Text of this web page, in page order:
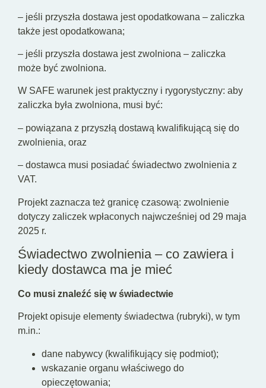
– jeśli przyszła dostawa jest opodatkowana – zaliczka
także jest opodatkowana;
– jeśli przyszła dostawa jest zwolniona – zaliczka
może być zwolniona.
W SAFE warunek jest praktyczny i rygorystyczny: aby
zaliczka była zwolniona, musi być:
– powiązana z przyszłą dostawą kwalifikującą się do
zwolnienia, oraz
– dostawca musi posiadać świadectwo zwolnienia z
VAT.
Projekt zaznacza też granicę czasową: zwolnienie
dotyczy zaliczek wpłaconych najwcześniej od 29 maja
2025 r.
Świadectwo zwolnienia – co zawiera i
kiedy dostawca ma je mieć
Co musi znaleźć się w świadectwie
Projekt opisuje elementy świadectwa (rubryki), w tym
m.in.:
dane nabywcy (kwalifikujący się podmiot);
wskazanie organu właściwego do
opieczętowania;